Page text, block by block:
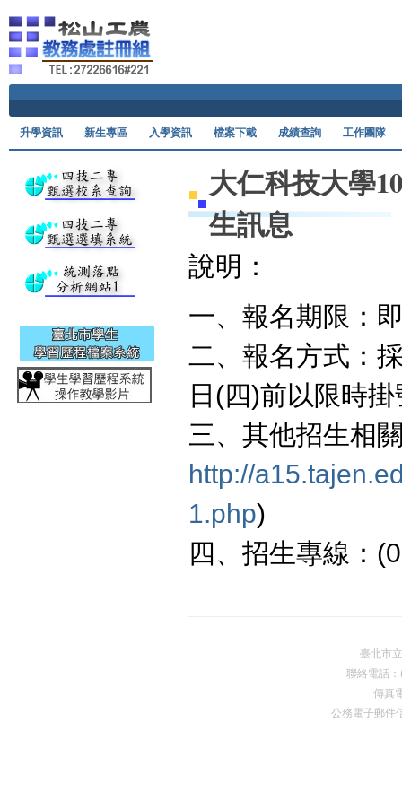
升學資訊 新生專區 入學資訊 檔案下載 成績查詢 工作團隊
大仁科技大學
生訊息
說明：
一、報名期限：
二、報名方式：
日(四)前以限時
三、其他招生相
http://
1.php)
四、招生專線：
臺北市
聯絡電話
傳真
公務電子郵件